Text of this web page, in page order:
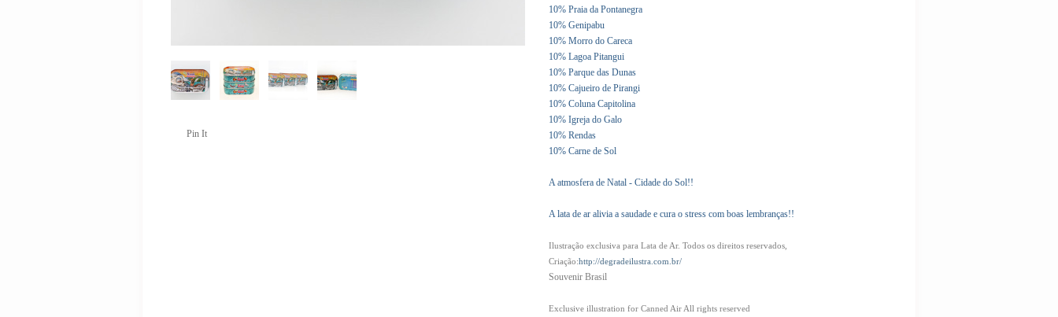
Pin It
10% Praia da Pontanegra
10% Genipabu
10% Morro do Careca
10% Lagoa Pitangui
10% Parque das Dunas
10% Cajueiro de Pirangi
10% Coluna Capitolina
10% Igreja do Galo
10% Rendas
10% Carne de Sol
A atmosfera de Natal - Cidade do Sol!!
A lata de ar alivia a saudade e cura o stress com boas lembranças!!
Ilustração exclusiva para Lata de Ar. Todos os direitos reservados,
Criação:http://degradeilustra.com.br/
Souvenir Brasil
Exclusive illustration for Canned Air All rights reserved